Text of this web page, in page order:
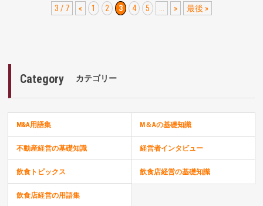
3 / 7 « 1 2 3 4 5 » 最後 »
Category カテゴリー
M&A用語集 M＆Aの基礎知識
不動産経営の基礎知識 経営者インタビュー
飲食トピックス 飲食店経営の基礎知識
飲食店経営の用語集